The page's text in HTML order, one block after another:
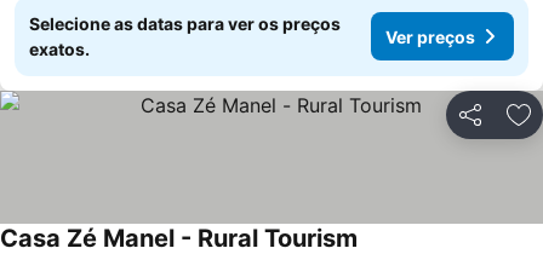
Selecione as datas para ver os preços
exatos.
Ver preços
Partilhar
Casa Zé Manel - Rural Tourism